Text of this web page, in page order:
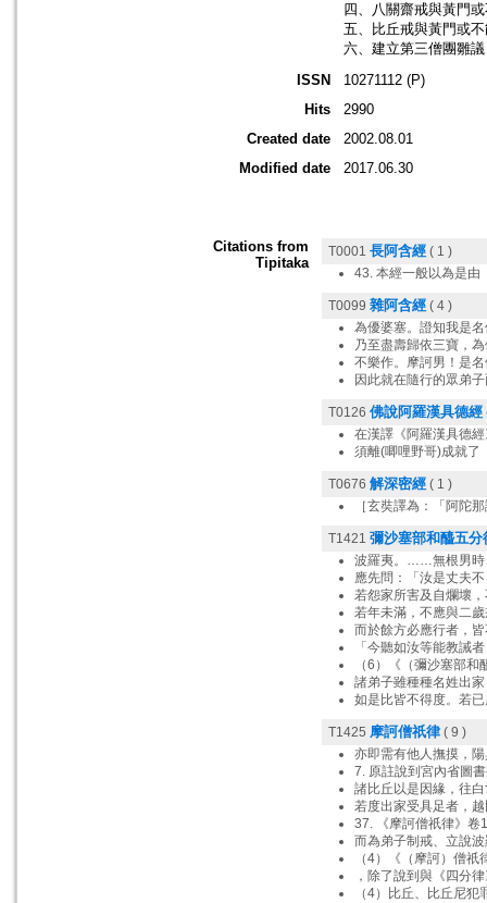
四、八關齋戒與黃門
五、比丘戒與黃門或
六、建立第三僧團雛
ISSN
10271112 (P)
Hits
2990
Created date
2002.08.01
Modified date
2017.06.30
Citations from
Tipitaka
T0001 長阿含經 ( 1 )
43. 本經一般以為是由
T0099 雜阿含經 ( 4 )
為優婆塞。證知我是
乃至盡壽歸依三寶，
不樂作。摩訶男！是
因此就在隨行的眾弟
T0126 佛說阿羅漢具德經
在漢譯《阿羅漢具德
須離(唧哩野哥)成就了
T0676 解深密經 ( 1 )
［玄奘譯為：「阿陀
T1421 彌沙塞部和醯五分
波羅夷。……無根男時
應先問：「汝是丈夫
若怨家所害及自爛壞
若年未滿，不應與二
而於餘方必應行者，
「今聽如汝等能教誡
（6）《（彌沙塞部
諸弟子雖種種名姓出
如是比皆不得度。若
T1425 摩訶僧祇律 ( 9 )
亦即需有他人撫摸，
7. 原註說到宮內省圖
諸比丘以是因緣，往
若度出家受具足者，
37. 《摩訶僧祇律》卷
而為弟子制戒、立說
（4）《（摩訶）僧祇
，除了說到與《四分
（4）比丘、比丘尼